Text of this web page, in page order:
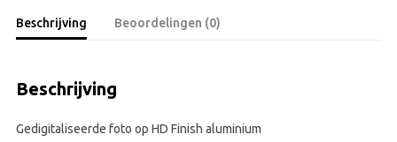
Beschrijving Beoordelingen (0)
Beschrijving
Gedigitaliseerde foto op HD Finish aluminium